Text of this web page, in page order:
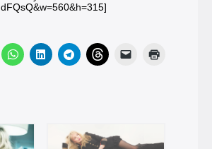
dFQsQ&w=560&h=315]